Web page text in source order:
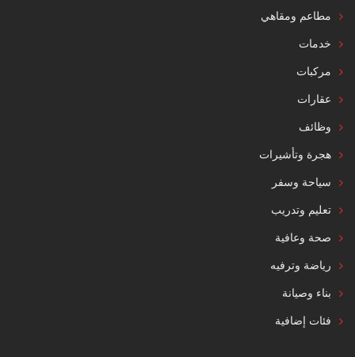
مطاعم ومقاهي
خدمات
مركبات
عقارات
وظائف
هجرة وتأشيرات
سياحة وسفر
تعليم وتدريب
صحة وعافية
رياضة وترفيه
بناء وصيانة
فئات إضافية